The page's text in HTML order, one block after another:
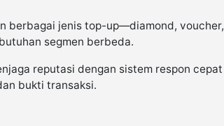
berbagai jenis top-up—diamond, voucher,
segmen berbeda.
reputasi dengan sistem respon cepat
bukti transaksi.